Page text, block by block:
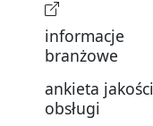
informacje
branżowe
ankieta jakości
obsługi